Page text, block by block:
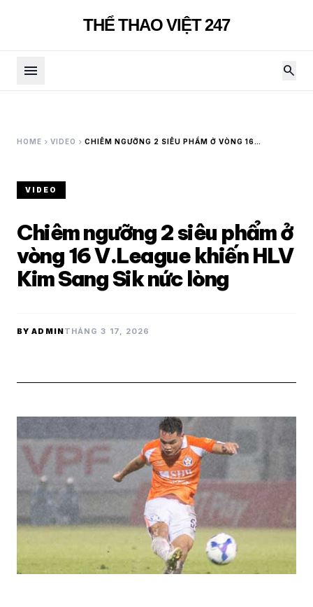
THỂ THAO VIỆT 247
menu search
HOME chevron_right VIDEO chevron_right CHIÊM NGƯỠNG 2 SIÊU PHẨM Ở VÒNG 16
VIDEO
Chiêm ngưỡng 2 siêu phẩm ở
vòng 16 V.League khiến HLV
Kim Sang Sik nức lòng
BY ADMINTHÁNG 3 17, 2026